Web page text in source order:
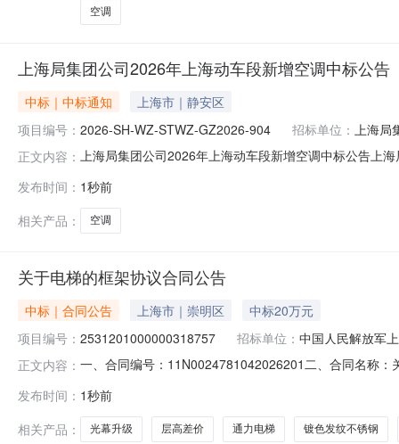
空调
上海局集团公司2026年上海动车段新增空调中标公告
中标｜中标通知
上海市｜静安区
项目编号： 2026-SH-WZ-STWZ-GZ2026-904 招标单位： 上海局
正文内容： 上海局集团公司2026年上海动车段新增空调中标公告上
铁路物资有限公司上铁智信招标服务分公司地址：上海
发布时间： 1秒前
相关产品：
空调
关于电梯的框架协议合同公告
中标｜合同公告 上海市｜崇明区
中标20万元
项目编号： 2531201000000318757 招标单位： 中国人民解放军
正文内容： 一、合同编号：11N0024781042026201二、合同名称
限公司法定代表人：JOEJIAFENGBAO（包嘉峰）(男)
发布时间： 1秒前
相关产品：
光幕升级 层高差价 通力电梯 镀色发纹不锈钢